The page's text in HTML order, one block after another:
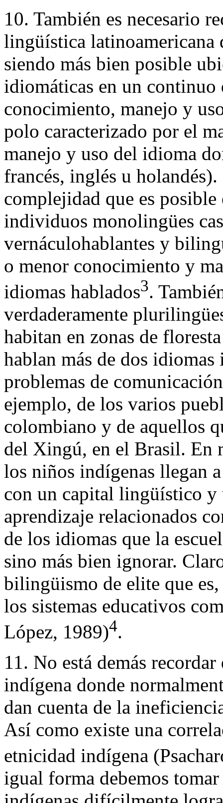
10. También es necesario
lingüística latinoamericana
siendo más bien posible
idiomáticas en un continuo
conocimiento, manejo y
polo caracterizado por el
manejo y uso del idioma
francés, inglés u
complejidad que es
individuos monolingües
vernáculohablantes y
o menor conocimiento y
idiomas hablados3.
verdaderamente
habitan en zonas de
hablan más de dos
problemas de
ejemplo, de los varios
colombiano y de aquellos
del Xingú, en el Brasil. En
los niños indígenas llegan
con un capital lingüístico y
aprendizaje relacionados
de los idiomas que la
sino más bien ignorar.
bilingüismo de elite que
los sistemas educativos
López, 1989)4.
11. No está demás
indígena donde
dan cuenta de la
Así como existe una
etnicidad indígena
igual forma debemos